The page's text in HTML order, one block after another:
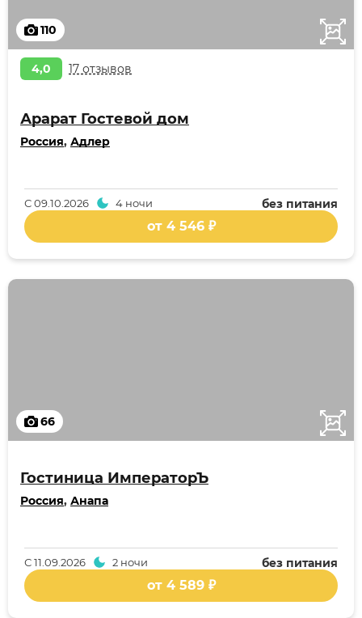
110
4,0 17 отзывов
Арарат Гостевой дом
Россия, Адлер
без питания
С09.10.2026 4 ночи
от 4 546 ₽
66
Гостиница ИмператорЪ
Россия, Анапа
без питания
С11.09.2026 2 ночи
от 4 589 ₽